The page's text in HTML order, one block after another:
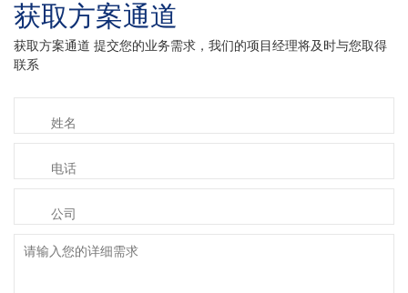
获取方案通道
获取方案通道 提交您的业务需求，我们的项目经理将及时与您取得
联系